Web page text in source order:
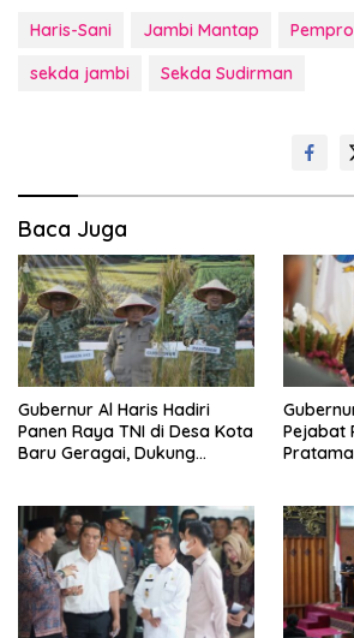
Haris-Sani Jambi Mantap
sekda jambi
Sekda Sudirman
Baca Juga
Gubernur Al Haris Hadiri
Panen Raya TNI di Desa Kota
Baru Geragai, Dukung
Pejabat
Integritas